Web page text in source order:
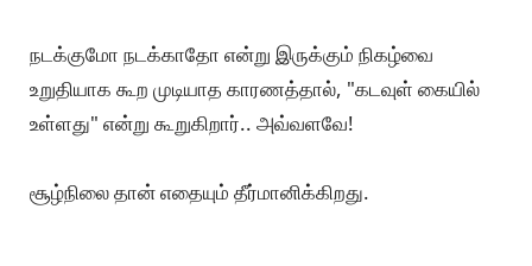
நடக்குமோ நடக்காதோ என்று இருக்கும் நிகழ்வை
உறுதியாக கூற முடியாத காரணத்தால், "கடவுள் கையில்
உள்ளது" என்று கூறுகிறார்.. அவ்வளவே!
சூழ்நிலை தான் எதையும் தீர்மானிக்கிறது.